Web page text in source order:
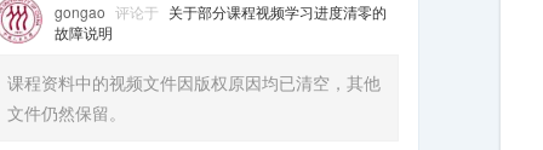
gongao 评论于 关于部分课程视频学习进度清零的
故障说明
课程资料中的视频文件因版权原因均已清空，其他
文件仍然保留。